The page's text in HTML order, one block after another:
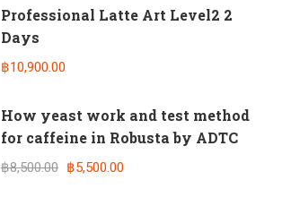
Professional Latte Art Level2 2
Days
฿10,900.00
How yeast work and test method
for caffeine in Robusta by ADTC
฿8,500.00 ฿5,500.00